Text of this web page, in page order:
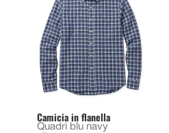
Camicia in flanella
Quadri blu navy